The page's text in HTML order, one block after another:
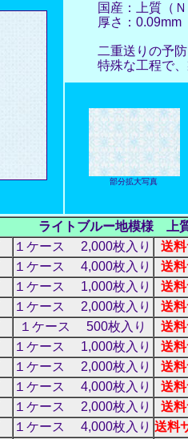
国産：上質（Ｎ
厚さ：0.09mm
二重送りの予
特殊な工程で、
部分拡大写真
ライトブルー地模様 上
１ケース 2,000枚入り
送
１ケース 4,000枚入り
送
１ケース 1,000枚入り
送
１ケース 2,000枚入り
送
１ケース 500枚入り
送
１ケース 1,000枚入り
送
１ケース 2,000枚入り
送
１ケース 4,000枚入り
送
１ケース 2,000枚入り
送
１ケース 4,000枚入り 送料